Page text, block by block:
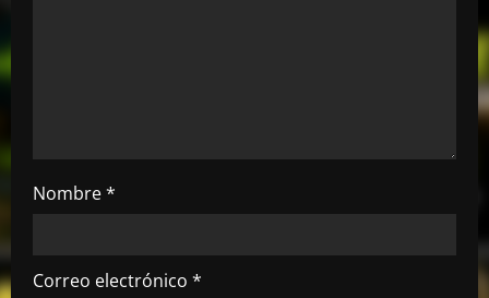
r
a
d
Nombre*
Correo electrónico *